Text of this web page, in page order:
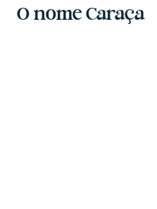
O nome Caraça